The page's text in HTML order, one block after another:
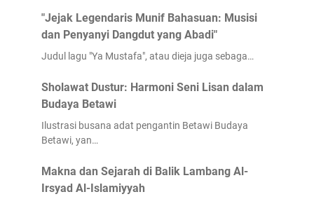
"Jejak Legendaris Munif Bahasuan: Musisi
dan Penyanyi Dangdut yang Abadi"
Judul lagu "Ya Mustafa", atau dieja juga sebaga…
Sholawat Dustur: Harmoni Seni Lisan dalam
Budaya Betawi
Ilustrasi busana adat pengantin Betawi Budaya
Betawi, yan…
Makna dan Sejarah di Balik Lambang Al-
Irsyad Al-Islamiyyah